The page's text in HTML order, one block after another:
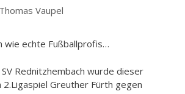
Thomas Vaupel
wie echte Fußballprofis…
Rednitzhembach wurde dieser
2.Ligaspiel Greuther Fürth gegen